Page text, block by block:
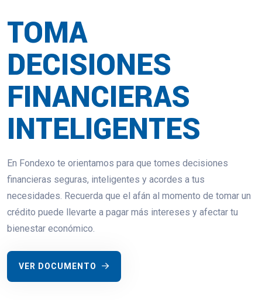
TOMA
DECISIONES
FINANCIERAS
INTELIGENTES
En Fondexo te orientamos para que tomes decisiones
financieras seguras, inteligentes y acordes a tus
necesidades. Recuerda que el afán al momento de tomar un
crédito puede llevarte a pagar más intereses y afectar tu
bienestar económico.
VER DOCUMENTO